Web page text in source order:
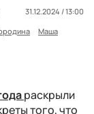
31.12.2024 / 13:00
Маша
раскрыли
того, что